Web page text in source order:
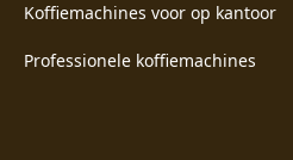
Koffiemachines voor op kantoor
Professionele koffiemachines